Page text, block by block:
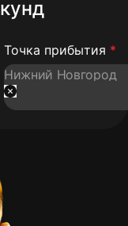
Точка прибытия *